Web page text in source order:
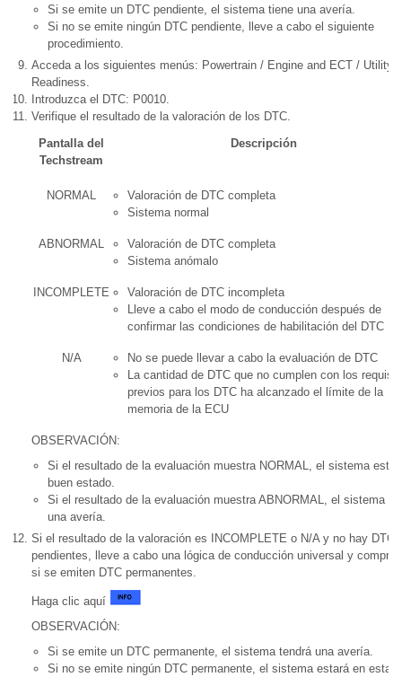
Si se emite un DTC pendiente, el sistema tiene una avería.
Si no se emite ningún DTC pendiente, lleve a cabo el siguiente
procedimiento.
Acceda a los siguientes menús: Powertrain / Engine and ECT / Utility
Readiness.
Introduzca el DTC: P0010.
Verifique el resultado de la valoración de los DTC.
Pantalla del
Techstream
Descripción
NORMAL
Valoración de DTC completa
Sistema normal
ABNORMAL
Valoración de DTC completa
Sistema anómalo
INCOMPLETE
Valoración de DTC incompleta
Lleve a cabo el modo de conducción después de
confirmar las condiciones de habilitación del DTC
N/A
No se puede llevar a cabo la evaluación de DTC
La cantidad de DTC que no cumplen con los
previos para los DTC ha alcanzado el límite de la
memoria de la ECU
OBSERVACIÓN:
Si el resultado de la evaluación muestra NORMAL, el sistema está
buen estado.
Si el resultado de la evaluación muestra ABNORMAL, el sistema
una avería.
Si el resultado de la valoración es INCOMPLETE o N/A y no hay DTC
pendientes, lleve a cabo una lógica de conducción universal y
si se emiten DTC permanentes.
Haga clic aquí
OBSERVACIÓN:
Si se emite un DTC permanente, el sistema tendrá una avería.
Si no se emite ningún DTC permanente, el sistema estará en